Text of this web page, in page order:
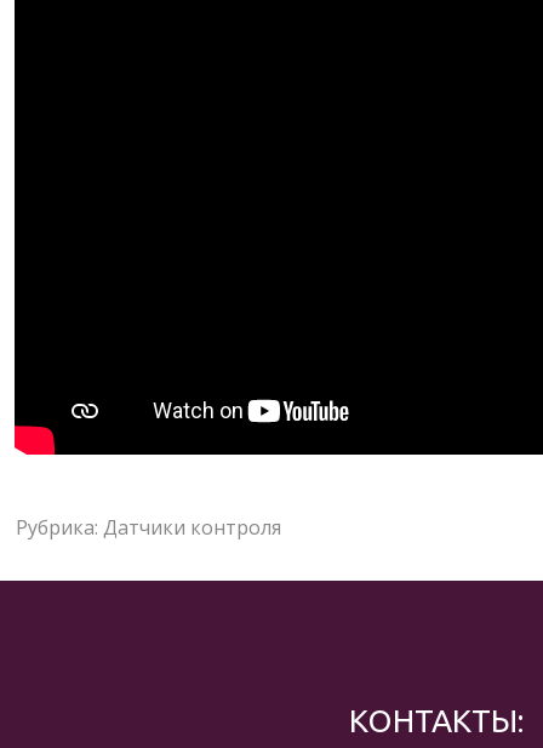
Рубрика: Датчики контроля
КОНТАКТЫ: